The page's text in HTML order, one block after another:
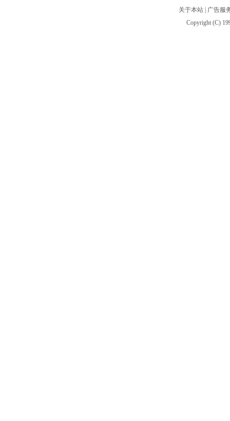
关于本站
广告服
Copyright (C)